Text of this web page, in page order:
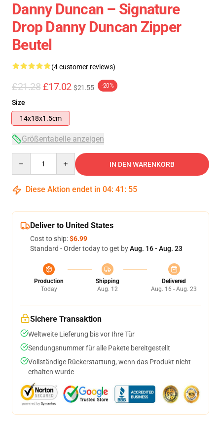
Danny Duncan – Signature
Drop Danny Duncan Zipper
Beutel
(4 customer reviews)
£21.28 £17.02 $21.55 -20%
Size
14x18x1.5cm
Größentabelle anzeigen
IN DEN WARENKORB
Diese Aktion endet in 04: 41 : 54
Deliver to United States
Cost to ship:$6.99
Standard - Order today to get byAug. 16 - Aug. 23
Production
Today
Shipping
Aug. 12
Delivered
Aug. 16 - Aug. 23
Sichere Transaktion
Weltweite Lieferung bis vor Ihre Tür
Sendungsnummer für alle Pakete bereitgestellt
Vollständige Rückerstattung, wenn das Produkt nicht
erhalten wurde